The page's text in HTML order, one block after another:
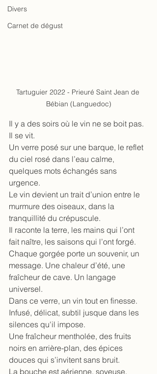
Divers
Carnet de dégust
Tartuguier 2022 - Prieuré Saint Jean de
Bébian (Languedoc)
Il y a des soirs où le vin ne se boit pas.
Il se vit.
Un verre posé sur une barque, le reflet
du ciel rosé dans l’eau calme,
quelques mots échangés sans
urgence.
Le vin devient un trait d’union entre le
murmure des oiseaux, dans la
tranquillité du crépuscule.
Il raconte la terre, les mains qui l’ont
fait naître, les saisons qui l’ont forgé.
Chaque gorgée porte un souvenir, un
message. Une chaleur d’été, une
fraîcheur de cave. Un langage
universel.
Dans ce verre, un vin tout en finesse.
Infusé, délicat, subtil jusque dans les
silences qu'il impose.
Une fraîcheur mentholée, des fruits
noirs en arrière-plan, des épices
douces qui s’invitent sans bruit.
La bouche est aérienne, soyeuse,